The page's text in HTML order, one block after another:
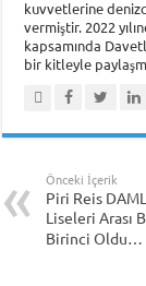
kuvvetlerine
vermiştir. 2022
kapsamında
bir kitleyle
Önceki İçerik
Piri Reis
Liseleri Arası
Birinci Oldu…